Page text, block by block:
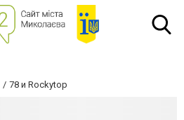
78 и Rockytop